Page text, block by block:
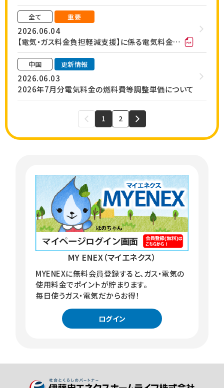
全て 重要
2026.06.04
【電気・ガス料金負担軽減支援】に係る電気料金の特別措置について
中国 更新情報
2026.06.03
2026年7月分電気料金の燃料費等調整単価について
1 2
MY ENEX（マイエネクス）
MYENEXに無料会員登録すると、ガス・電気の
使用料金でポイントが貯まります。
毎日使うガス・電気だからお得！
ログイン